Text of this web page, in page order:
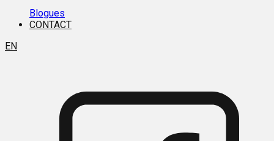
Blogues
CONTACT
EN